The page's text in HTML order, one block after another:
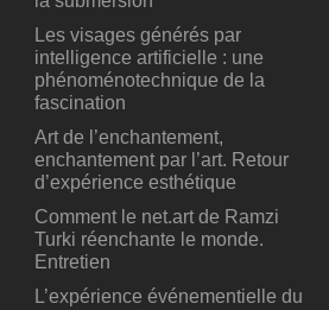
Les visages générés par
intelligence artificielle : une
phénoménotechnique de la
fascination
Art de l’enchantement,
enchantement par l’art. Retour
d’expérience esthétique
Comment le net.art de Ramzi
Turki réenchante le monde.
Entretien
L’expérience événementielle du